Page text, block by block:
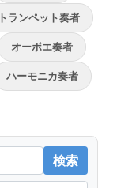
トランペット奏者
オーボエ奏者
ハーモニカ奏者